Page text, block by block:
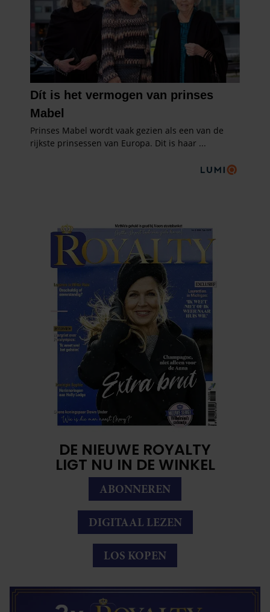
DE NIEUWE ROYALTY
LIGT NU IN DE WINKEL
ABONNEREN
DIGITAAL LEZEN
LOS KOPEN